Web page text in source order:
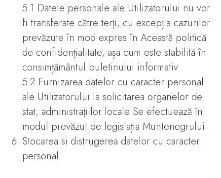
5.1 Datele personale ale Utilizatorului nu vor
fi transferate către terți, cu excepția cazurilor
prevăzute în mod expres în Această politică
de confidențialitate, așa cum este stabilită în
consimțământul buletinului informativ
5.2 Furnizarea datelor cu caracter personal
ale Utilizatorului la solicitarea organelor de
stat, administrațiilor locale Se efectuează în
modul prevăzut de legislația Muntenegrului.
Stocarea si distrugerea datelor cu caracter
personal